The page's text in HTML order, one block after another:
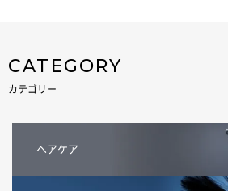
CATEGORY
カテゴリー
ヘアケア